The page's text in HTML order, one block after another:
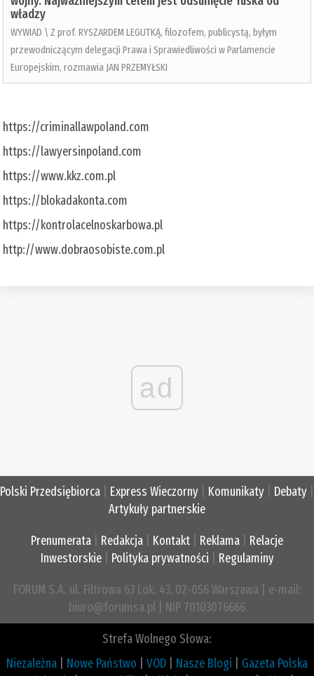
władzy
WYWIAD \ Z prof. RYSZARDEM LEGUTKĄ, filozofem, publicystą, byłym
przewodniczącym delegacji Prawa i Sprawiedliwości w Parlamencie
Europejskim, rozmawia JAN PRZEMYŁSKI
https://criminallawpoland.com
https://lawyersinpoland.com
https://www.kkz.com.pl
https://blokadakonta.com
https://kontrolacelnoskarbowa.pl
http://www.dobraosobiste.com.pl
ad
Polski Przedsiębiorca Express Wieczorny Komunikaty Debaty
Artykuły partnerskie
Prenumerata Redakcja Kontakt Reklama
Relacje
Inwestorskie| Polityka prywatności Regulaminy
FORUM S.A. ul. Filtrowa 63 Lok. 43, 02-056 Warszawa | e-mail:
biuro@forumsa.pl | NIP 70103076666
Strefa Wolnego Słowa:
Niezależna
Nowe Państwo VOD Nasze Blogi
Gazeta Polska